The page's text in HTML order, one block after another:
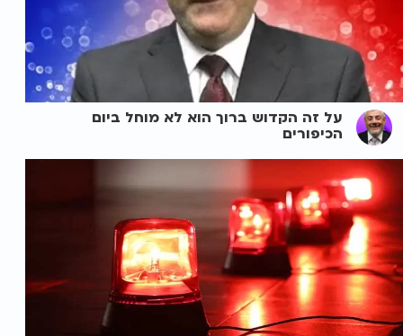
על זה הקדוש ברוך הוא לא מוחל ביום
הכיפורים